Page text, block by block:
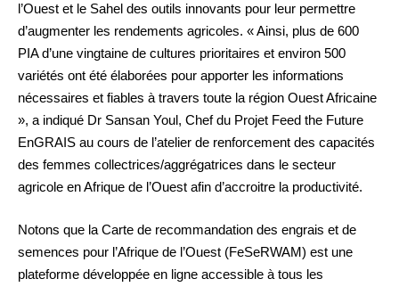
l’Ouest et le Sahel des outils innovants pour leur permettre
d’augmenter les rendements agricoles. « Ainsi, plus de 600
PIA d’une vingtaine de cultures prioritaires et environ 500
variétés ont été élaborées pour apporter les informations
nécessaires et fiables à travers toute la région Ouest Africaine
», a indiqué Dr Sansan Youl, Chef du Projet Feed the Future
EnGRAIS au cours de l’atelier de renforcement des capacités
des femmes collectrices/aggrégatrices dans le secteur
agricole en Afrique de l’Ouest afin d’accroitre la productivité.
Notons que la Carte de recommandation des engrais et de
semences pour l’Afrique de l’Ouest (FeSeRWAM) est une
plateforme développée en ligne accessible à tous les